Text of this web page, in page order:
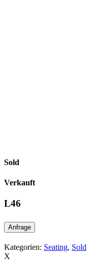
Sold
Verkauft
L46
Anfrage
Kategorien: Seating, Sold
X